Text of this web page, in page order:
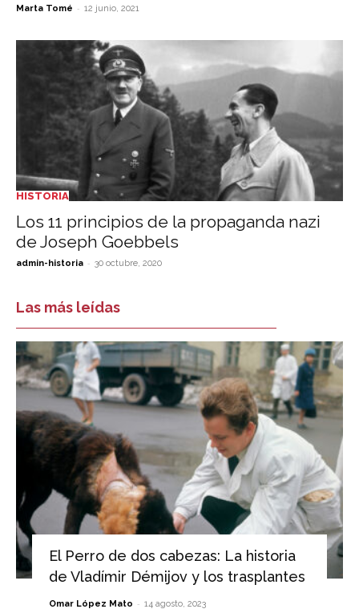
Marta Tomé - 12 junio, 2021
HISTORIA
Los 11 principios de la propaganda nazi
de Joseph Goebbels
admin-historia - 30 octubre, 2020
Las más leídas
El Perro de dos cabezas: La historia
de Vladímir Démijov y los trasplantes
Omar López Mato - 14 agosto, 2023